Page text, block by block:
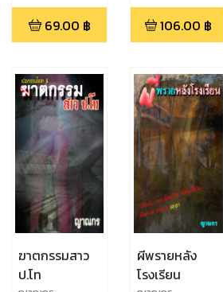
69.00 ฿ 106.00 ฿
ฆาตกรรมสาว
ป.โท
ผีพรายหลัง
โรงเรียน